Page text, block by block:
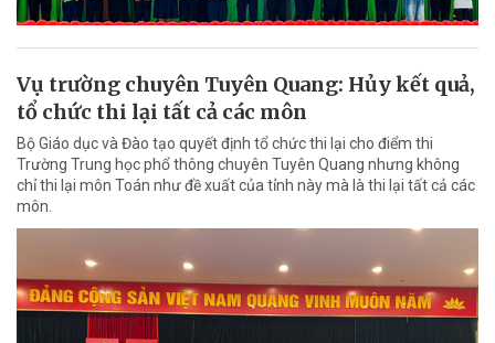
Vụ trường chuyên Tuyên Quang: Hủy kết quả,
tổ chức thi lại tất cả các môn
Bộ Giáo dục và Đào tạo quyết định tổ chức thi lại cho điểm thi
Trường Trung học phổ thông chuyên Tuyên Quang nhưng không
chỉ thi lại môn Toán như đề xuất của tỉnh này mà là thi lại tất cả các
môn.